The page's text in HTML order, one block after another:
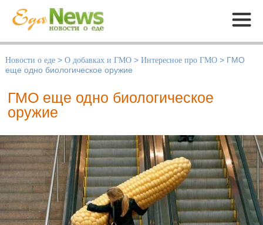
Меню
Новости о еде > О добавках и ГМО > Интересное про ГМО > ГМО
еще одно биологическое оружие
ГМО еще одно биологическое
оружие